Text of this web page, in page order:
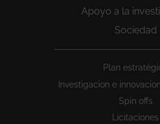
Apoyo a la
Sociedad
Plan
Investigacion e
Spin offs
Licitaciones